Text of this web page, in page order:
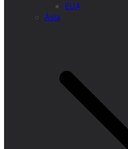
EUA
Ásia